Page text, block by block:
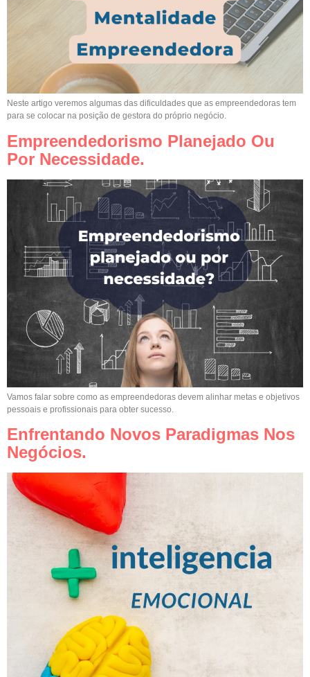
Neste artigo veremos algumas das dificuldades que as empreendedoras tem
para se colocar na posição de gestora do próprio negócio.
Empreendedorismo Planejado Ou
Por Necessidade.
Vamos falar sobre como as empreendedoras devem alinhar metas e objetivos
pessoais e profissionais para obter sucesso.
Enfrentando Novos Paradigmas Nos
Negócios.